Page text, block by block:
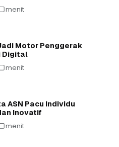
menit
Motor Penggerak
Digital
menit
ASN Pacu Individu
Inovatif
menit